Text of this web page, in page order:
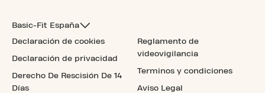
Basic-Fit España
Declaración de cookies
Declaración de privacidad
Derecho De Rescisión De 14
Días
Reglamento de
videovigilancia
Terminos y condiciones
Aviso Legal